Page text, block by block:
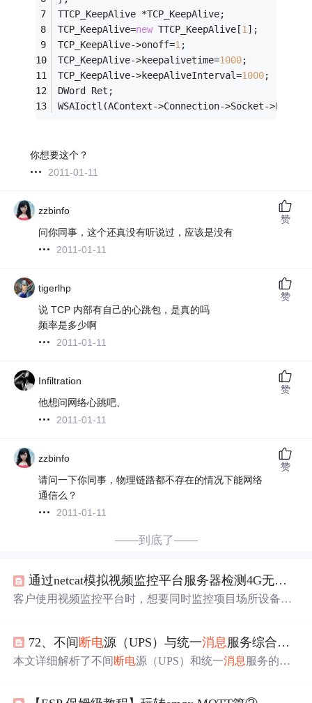
TTCP_KeepAlive *TCP_KeepAlive;
TCP_KeepAlive=new TTCP_KeepAlive[1];
TCP_KeepAlive->onoff=1;
TCP_KeepAlive->keepalivetime=1000;
TCP_KeepAlive->keepAliveInterval=1000;
DWord Ret;
WSAIoctl(AContext->Connection->Socket-
你想要这个？
2011-01-11
zzbinfo
问你同事，这个还真没有听说过，应该是没有
2011-01-11
赞
tigerlhp
说 TCP 内部有自己的心跳包，是真的吗
频率是多少啊
2011-01-11
赞
Infiltration
他想问网络心跳吧、
2011-01-11
赞
zzbinfo
请问一下你同事，物理链路都不存在的情况下能网络
通信么？
2011-01-11
赞
——到底了——
通过netcat模拟视频监控平台服务器检测4G无线
客户使用视频监控平台时，想要同时监控项目场所设备的
自己的手机等设备进行快速管理查询。
72、不间断电源（UPS）与统一消息 服务综合解析
本文详细解析了不间 断电源（UPS）和统一消息 服务的相